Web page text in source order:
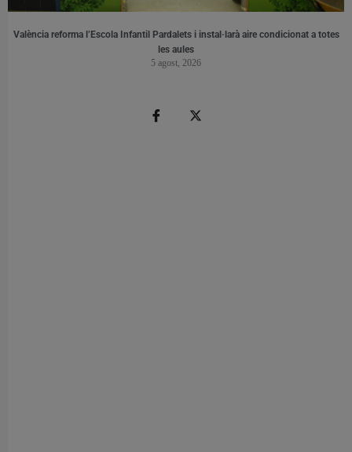
València reforma l’Escola Infantil Pardalets i instal·larà aire condicionat a totes
les aules
5 agost, 2026